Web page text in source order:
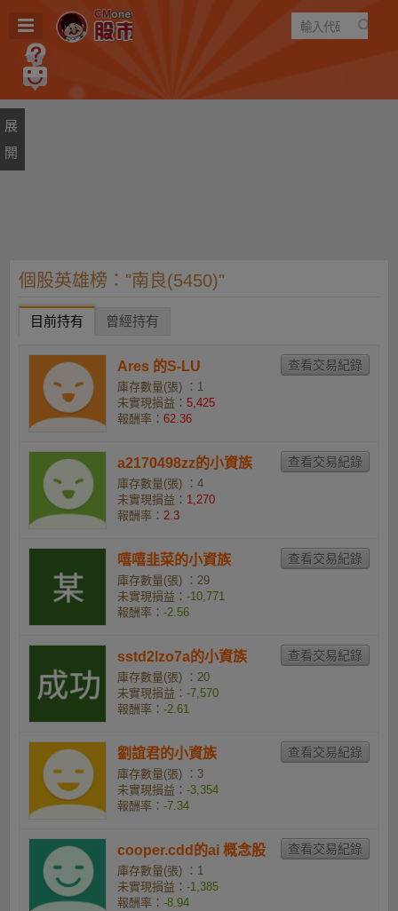
遊戲
個股英雄榜："南良(5450)"
目前持有 曾經持有
Ares 的S-LU
庫存數量(張) ：1
未實現損益： 5,425
報酬率： 62.36
a2170498zz的小資族
庫存數量(張) ：4
未實現損益： 1,270
報酬率： 2.3
嘻嘻韭菜的小資族
庫存數量(張) ：29
未實現損益： -10,771
報酬率： -2.56
sstd2lzo7a的小資族
庫存數量(張) ：20
未實現損益： -7,570
報酬率： -2.61
劉誼君的小資族
庫存數量(張) ：3
未實現損益： -3,354
報酬率： -7.34
cooper.cdd的ai 概念股
庫存數量(張) ：1
未實現損益： -1,385
報酬率： -8.94